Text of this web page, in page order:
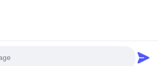
Special Steel Co., Ltd.. - Tüm haklar saklıdır.